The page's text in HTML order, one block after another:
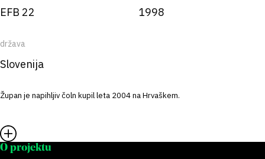
EFB 22 1998
država
Slovenija
Župan je napihljiv čoln kupil leta 2004 na Hrvaškem.
O projektu